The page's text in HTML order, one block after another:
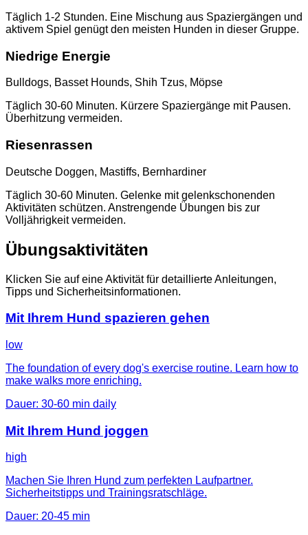
Täglich 1-2 Stunden. Eine Mischung aus Spaziergängen und
aktivem Spiel genügt den meisten Hunden in dieser Gruppe.
Niedrige Energie
Bulldogs, Basset Hounds, Shih Tzus, Möpse
Täglich 30-60 Minuten. Kürzere Spaziergänge mit Pausen.
Überhitzung vermeiden.
Riesenrassen
Deutsche Doggen, Mastiffs, Bernhardiner
Täglich 30-60 Minuten. Gelenke mit gelenkschonenden
Aktivitäten schützen. Anstrengende Übungen bis zur
Volljährigkeit vermeiden.
Übungsaktivitäten
Klicken Sie auf eine Aktivität für detaillierte Anleitungen,
Tipps und Sicherheitsinformationen.
Mit Ihrem Hund spazieren gehen
low
The foundation of every dog's exercise routine. Learn how to
make walks more enriching.
Dauer: 30-60 min daily
Mit Ihrem Hund joggen
high
Machen Sie Ihren Hund zum perfekten Laufpartner.
Sicherheitstipps und Trainingsratschläge.
Dauer: 20-45 min